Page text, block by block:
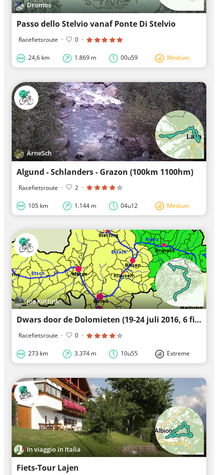
Dromos
Passo dello Stelvio vanaf Ponte Di Stelvio
Racefietsroute · 0 ·
24,6 km 1.869 m 00u59 Medium
ArneSch
Algund - Schlanders - Grazon (100km 1100hm)
Racefietsroute · 2 ·
105 km 1.144 m 04u12 Medium
Jos Kottink
Dwars door de Dolomieten (19-24 juli 2016, 6 fietsdagen).
Racefietsroute · 0 ·
273 km 3.374 m 10u55 Extreme
In viaggio in Italia
Fiets-Tour Lajen